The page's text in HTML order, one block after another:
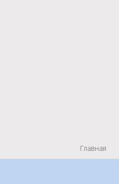
Главная